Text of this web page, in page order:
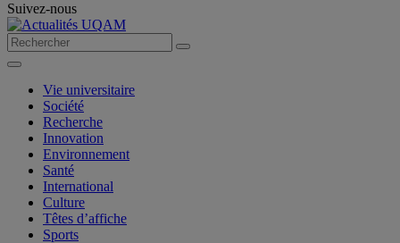
Suivez-nous
Vie universitaire
Société
Recherche
Innovation
Environnement
Santé
International
Culture
Têtes d’affiche
Sports